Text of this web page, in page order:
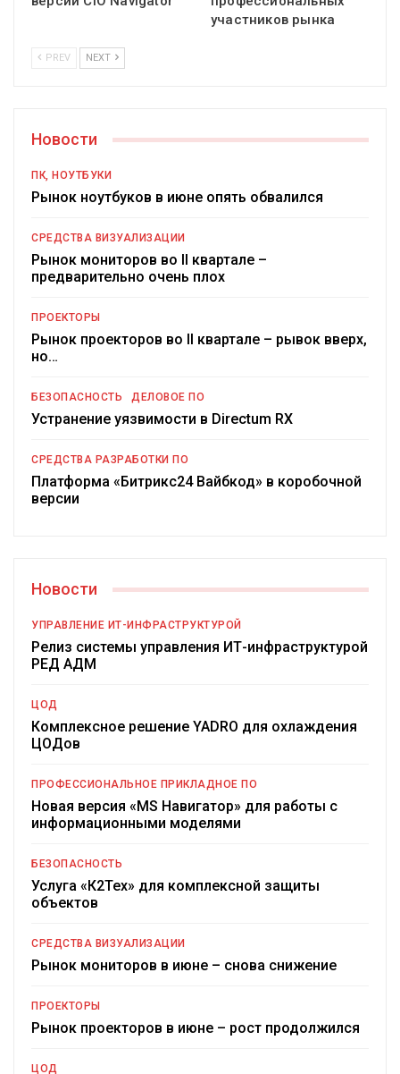
участников рынка
PREV NEXT
Новости
ПК, НОУТБУКИ
Рынок ноутбуков в июне опять обвалился
СРЕДСТВА ВИЗУАЛИЗАЦИИ
Рынок мониторов во II квартале –
предварительно очень плох
ПРОЕКТОРЫ
Рынок проекторов во II квартале – рывок вверх,
но…
БЕЗОПАСНОСТЬ ДЕЛОВОЕ ПО
Устранение уязвимости в Directum RX
СРЕДСТВА РАЗРАБОТКИ ПО
Платформа «Битрикс24 Вайбкод» в коробочной
версии
Новости
УПРАВЛЕНИЕ ИТ-ИНФРАСТРУКТУРОЙ
Релиз системы управления ИТ-инфраструктурой
РЕД АДМ
ЦОД
Комплексное решение YADRO для охлаждения
ЦОДов
ПРОФЕССИОНАЛЬНОЕ ПРИКЛАДНОЕ ПО
Новая версия «MS Навигатор» для работы с
информационными моделями
БЕЗОПАСНОСТЬ
Услуга «К2Тех» для комплексной защиты
объектов
СРЕДСТВА ВИЗУАЛИЗАЦИИ
Рынок мониторов в июне – снова снижение
ПРОЕКТОРЫ
Рынок проекторов в июне – рост продолжился
ЦОД